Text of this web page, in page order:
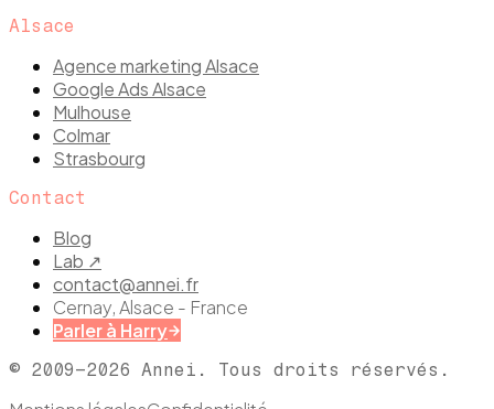
Alsace
Agence marketing Alsace
Google Ads Alsace
Mulhouse
Colmar
Strasbourg
Contact
Blog
Lab ↗
contact@annei.fr
Cernay, Alsace - France
Parler à Harry
© 2009–2026 Annei. Tous droits réservés.